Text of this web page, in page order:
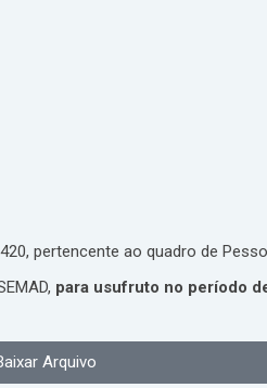
pertencente ao quadro de
para usufruto no período
Arquivo